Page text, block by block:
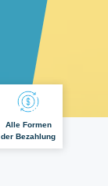
Alle Formen
der Bezahlung